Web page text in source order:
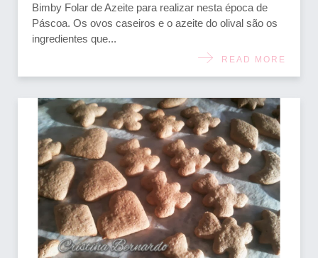
Bimby Folar de Azeite para realizar nesta época de
Páscoa. Os ovos caseiros e o azeite do olival são os
ingredientes que...
READ MORE